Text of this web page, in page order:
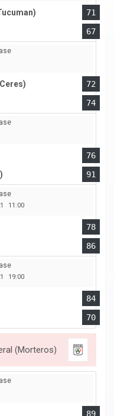
71
67
72
74
76
91
11:00
78
86
19:00
84
70
(Morteros)
89